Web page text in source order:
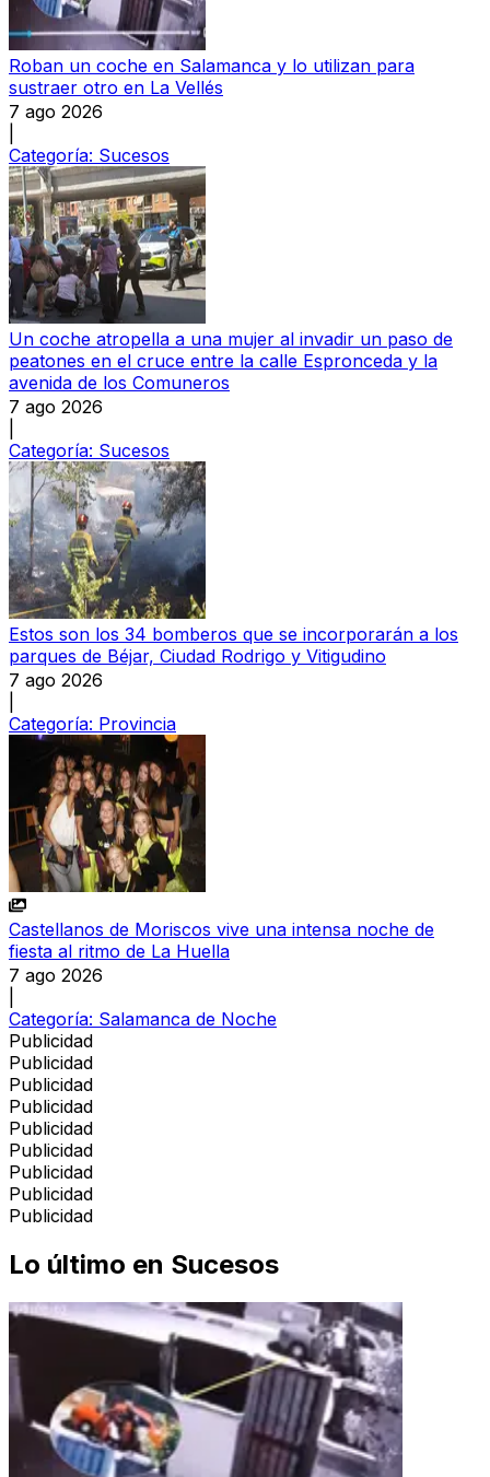
Roban un coche en Salamanca y lo utilizan para
sustraer otro en La Vellés
7 ago 2026
Categoría: Sucesos
Un coche atropella a una mujer al invadir un paso de
peatones en el cruce entre la calle Espronceda y la
avenida de los Comuneros
7 ago 2026
Categoría: Sucesos
Estos son los 34 bomberos que se incorporarán a los
parques de Béjar, Ciudad Rodrigo y Vitigudino
7 ago 2026
Categoría: Provincia
Castellanos de Moriscos vive una intensa noche de
fiesta al ritmo de La Huella
7 ago 2026
Categoría: Salamanca de Noche
Publicidad
Publicidad
Publicidad
Publicidad
Publicidad
Publicidad
Publicidad
Publicidad
Publicidad
Lo último en Sucesos